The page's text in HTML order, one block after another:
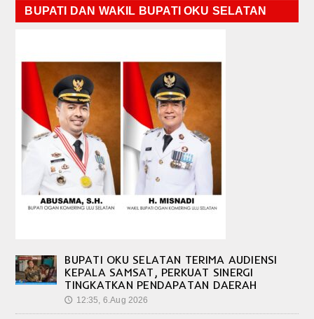
BUPATI DAN WAKIL BUPATI OKU SELATAN
BUPATI OKU SELATAN TERIMA AUDIENSI
KEPALA SAMSAT, PERKUAT SINERGI
TINGKATKAN PENDAPATAN DAERAH
🕔 12:35, 6.Aug 2026